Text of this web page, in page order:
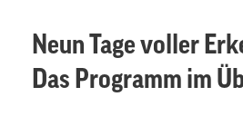
Neun Tage voller
Das Programm im